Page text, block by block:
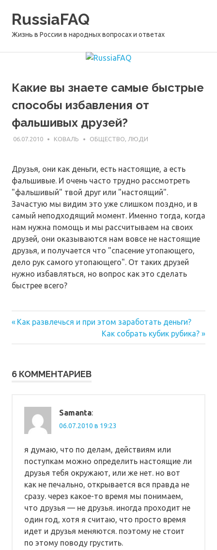
RussiaFAQ
Жизнь в России в народных вопросах и ответах
Какие вы знаете самые быстрые
способы избавления от
фальшивых друзей?
06.07.2010 КОВАЛЬ ОБЩЕСТВО, ЛЮДИ
Друзья, они как деньги, есть настоящие, а есть
фальшивые. И очень часто трудно рассмотреть
"фальшивый" твой друг или "настоящий".
Зачастую мы видим это уже слишком поздно, и в
самый неподходящий момент. Именно тогда, когда
нам нужна помощь и мы рассчитываем на своих
друзей, они оказываются нам вовсе не настоящие
друзья, и получается что "спасение утопающего,
дело рук самого утопающего". От таких друзей
нужно избавляться, но вопрос как это сделать
быстрее всего?
Навигация
по
Предыдущая
Как развлечься и при этом заработать деньги?
Следующая
запись:
Как собрать кубик рубика?
6 КОММЕНТАРИЕВ
Samanta:
06.07.2010 в 19:23
я думаю, что по делам, действиям или
поступкам можно определить настоящие ли
друзья тебя окружают, или же нет. но вот
как не печально, открывается вся правда не
сразу. через какое-то время мы понимаем,
что друзья — не друзья. иногда проходит не
один год, хотя я считаю, что просто время
идет и друзья меняются. поэтому не стоит
по этому поводу грустить.